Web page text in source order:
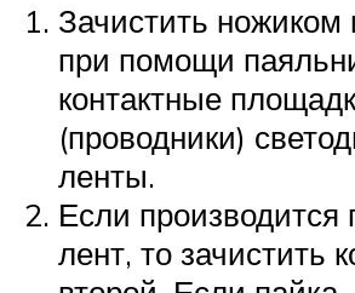
Зачистить ножиком
при помощи
контактные
(проводники)
ленты.
Если производится
лент, то зачистить